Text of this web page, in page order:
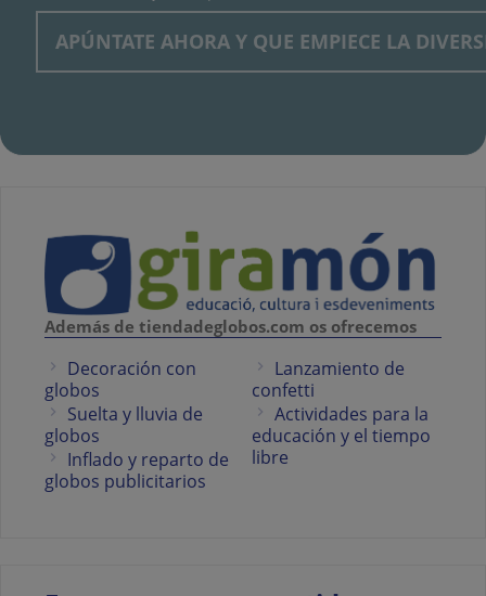
Además de tiendadeglobos.com os ofrecemos
Decoración con
globos
Suelta y lluvia de
globos
Inflado y reparto de
globos publicitarios
Lanzamiento de
confetti
Actividades para la
educación y el tiempo
libre